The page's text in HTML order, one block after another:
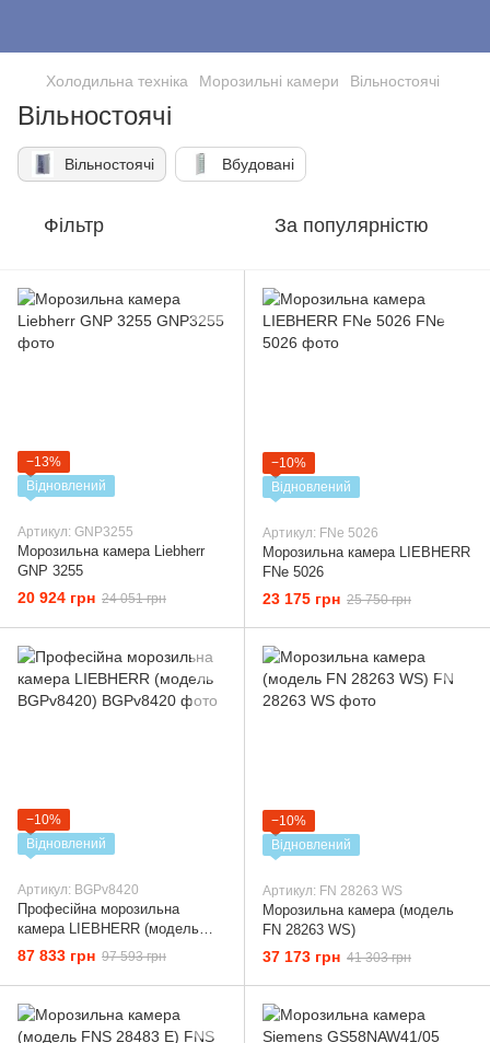
Холодильна техніка Морозильні камери Вільностоячі
Вільностоячі
Вільностоячі Вбудовані
Фільтр За популярністю
−13%
Відновлений
Артикул: GNP3255
Морозильна камера Liebherr
GNP 3255
20 924 грн 24 051 грн
−10%
Відновлений
Артикул: FNe 5026
Морозильна камера LIEBHERR
FNe 5026
23 175 грн 25 750 грн
−10%
Відновлений
Артикул: BGPv8420
Професійна морозильна
камера LIEBHERR (модель
BGPv8420)
87 833 грн 97 593 грн
−10%
Відновлений
Артикул: FN 28263 WS
Морозильна камера (модель
FN 28263 WS)
37 173 грн 41 303 грн